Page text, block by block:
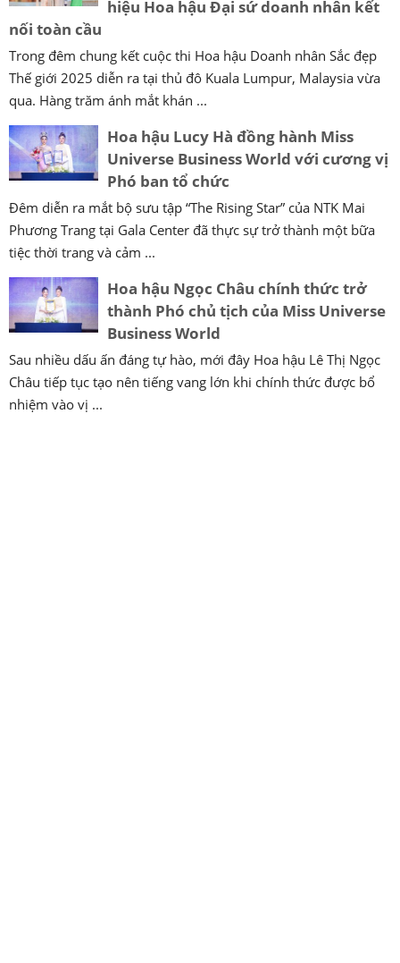
hiệu Hoa hậu Đại sứ doanh nhân kết
nối toàn cầu
Trong đêm chung kết cuộc thi Hoa hậu Doanh nhân Sắc đẹp
Thế giới 2025 diễn ra tại thủ đô Kuala Lumpur, Malaysia vừa
qua. Hàng trăm ánh mắt khán ...
Hoa hậu Lucy Hà đồng hành Miss
Universe Business World với cương vị
Phó ban tổ chức
Đêm diễn ra mắt bộ sưu tập “The Rising Star” của NTK Mai
Phương Trang tại Gala Center đã thực sự trở thành một bữa
tiệc thời trang và cảm ...
Hoa hậu Ngọc Châu chính thức trở
thành Phó chủ tịch của Miss Universe
Business World
Sau nhiều dấu ấn đáng tự hào, mới đây Hoa hậu Lê Thị Ngọc
Châu tiếp tục tạo nên tiếng vang lớn khi chính thức được bổ
nhiệm vào vị ...